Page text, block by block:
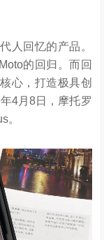
人回忆的产品。
的回归。而回
心，打造极具创
4月8日，摩托罗
。